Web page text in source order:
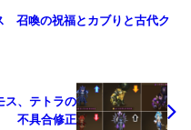
召喚の祝福とカブりと古代ク
ス、テトラの
不具合修正